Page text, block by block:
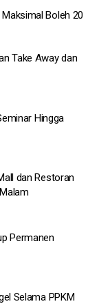
Boleh 20
Take Away dan
Hingga
dan Restoran
Permanen
Selama PPKM